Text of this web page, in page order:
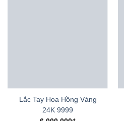
Lắc Tay Hoa Hồng Vàng
24K 9999